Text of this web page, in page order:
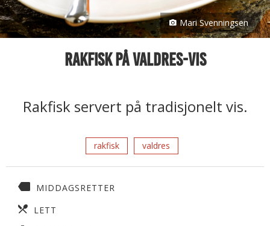
Mari Svenningsen
Rakfisk på Valdres-vis
Rakfisk servert på tradisjonelt vis.
rakfisk valdres
MIDDAGSRETTER
LETT